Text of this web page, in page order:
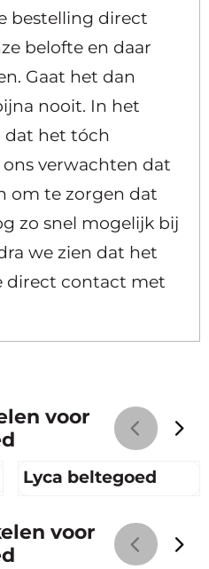
bestelling direct
belofte en daar
Gaat het dan
nooit. In het
dat het tóch
verwachten dat
om te zorgen dat
zo snel mogelijk bij
we zien dat het
direct contact met
voor
Lyca beltegoed
voor